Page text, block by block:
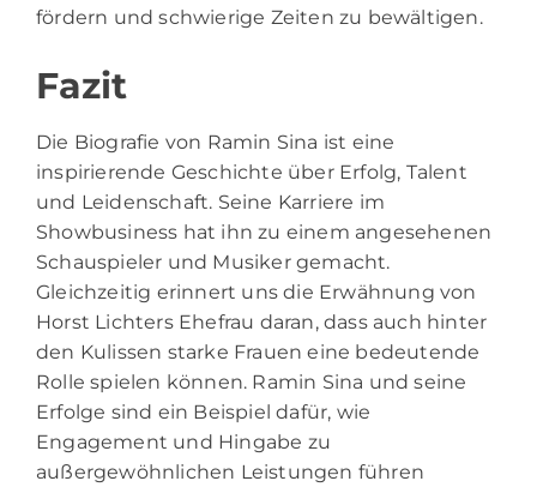
fördern und schwierige Zeiten zu bewältigen.
Fazit
Die Biografie von Ramin Sina ist eine
inspirierende Geschichte über Erfolg, Talent
und Leidenschaft. Seine Karriere im
Showbusiness hat ihn zu einem angesehenen
Schauspieler und Musiker gemacht.
Gleichzeitig erinnert uns die Erwähnung von
Horst Lichters Ehefrau daran, dass auch hinter
den Kulissen starke Frauen eine bedeutende
Rolle spielen können. Ramin Sina und seine
Erfolge sind ein Beispiel dafür, wie
Engagement und Hingabe zu
außergewöhnlichen Leistungen führen